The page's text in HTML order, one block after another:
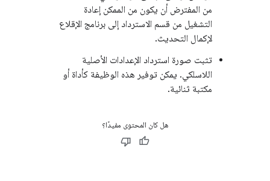
من المفترض أن يكون من الممكن إعادة
التشغيل من قسم الاسترداد إلى برنامج الإقلاع
لإكمال التحديث.
تثبت صورة استرداد الإعدادات الأصلية
اللاسلكي. يمكن توفير هذه الوظيفة كأداة أو
مكتبة ثنائية.
هل كان المحتوى مفيدًا؟